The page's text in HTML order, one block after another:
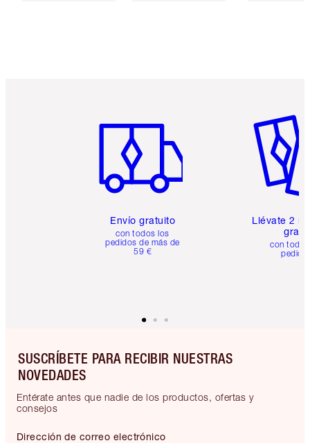
Envío gratuito
con todos los
pedidos de más de
59 €
Llévate 2
gratis
con
SUSCRÍBETE PARA RECIBIR NUESTRAS
NOVEDADES
Entérate antes que nadie de los productos, ofertas y
consejos
Dirección de correo electrónico